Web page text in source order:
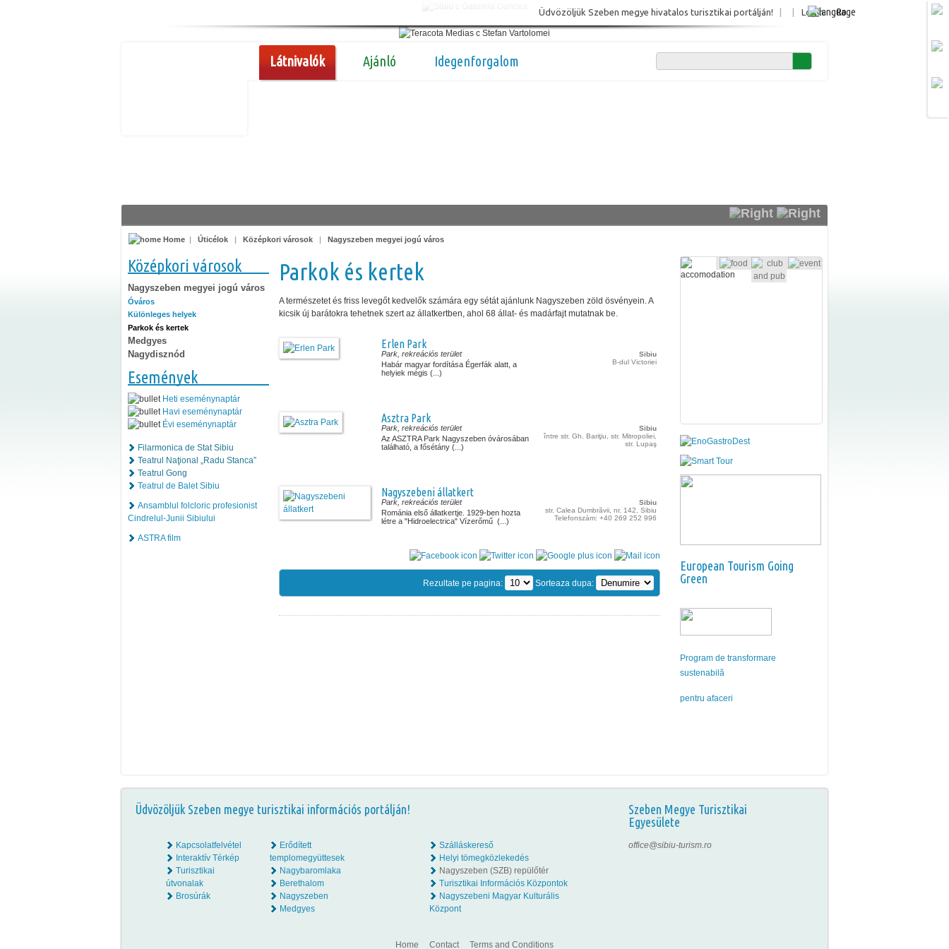
Login Ro
Üdvözöljük Szeben megye hivatalos turisztikai portálján!
Látnivalók Ajánló Idegenforgalom
Home | Úticélok | Középkori városok | Nagyszeben megyei jogú város
Középkori városok
Nagyszeben megyei jogú város
Óváros
Különleges helyek
Parkok és kertek
Medgyes
Nagydisznód
Események
Heti eseménynaptár
Havi eseménynaptár
Évi eseménynaptár
Filarmonica de Stat Sibiu
Teatrul Naţional „Radu Stanca”
Teatrul Gong
Teatrul de Balet Sibiu
Ansamblul folcloric profesionist
Cindrelul-Junii Sibiului
ASTRA film
Parkok és kertek
A természetet és friss levegőt kedvelők számára egy sétát ajánlunk Nagyszeben zöld ösvényein. A
kicsik új barátokra tehetnek szert az állatkertben, ahol 68 állat- és madárfajt mutatnak be.
Erlen Park
Sibiu
B-dul Victoriei
Park, rekreációs terület
Habár magyar fordítása Égerfák alatt, a
helyiek mégis (...)
Asztra Park
Sibiu
între str. Gh. Bariţiu, str. Mitropoliei,
str. Lupaş
Park, rekreációs terület
Az ASZTRA Park Nagyszeben óvárosában
található, a fősétány (...)
Nagyszebeni állatkert
Sibiu
str. Calea Dumbrăvii, nr. 142, Sibiu
Telefonszám: +40 269 252 996
Park, rekreációs terület
Románia első állatkertje. 1929-ben hozta
létre a "Hidroelectrica" Vízerőmű (...)
Rezultate pe pagina: Sorteaza dupa:
European Tourism Going
Green
Program de transformare
sustenabilă
pentru afaceri
Üdvözöljük Szeben megye turisztikai információs portálján!
Szeben Megye Turisztikai
Egyesülete
Kapcsolatfelvétel
Interaktív Térkép
Turisztikai
útvonalak
Brosúrák
Erődített
templomegyüttesek
Nagybaromlaka
Berethalom
Nagyszeben
Medgyes
Szálláskereső
Helyi tömegközlekedés
Nagyszeben (SZB) repülőtér
Turisztikai Információs Központok
Nagyszebeni Magyar Kulturális
Központ
office@sibiu-turism.ro
Home Contact Terms and Conditions